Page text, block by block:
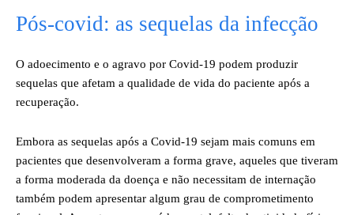
Pós-covid: as sequelas da infecção
O adoecimento e o agravo por Covid-19 podem produzir
sequelas que afetam a qualidade de vida do paciente após a
recuperação.
Embora as sequelas após a Covid-19 sejam mais comuns em
pacientes que desenvolveram a forma grave, aqueles que tiveram
a forma moderada da doença e não necessitam de internação
também podem apresentar algum grau de comprometimento